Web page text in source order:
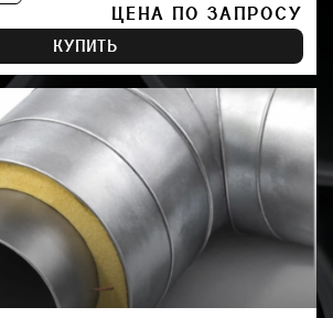
ЦЕНА ПО ЗАПРОСУ
КУПИТЬ